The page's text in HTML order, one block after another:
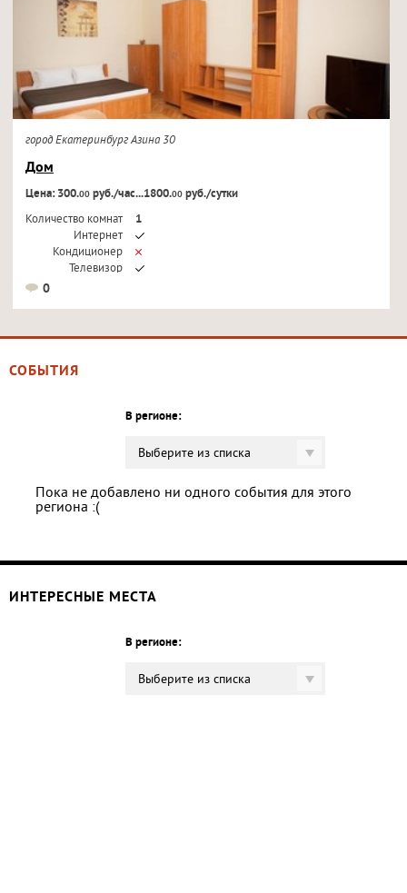
город Екатеринбург Азина 30
Дом
Цена: 300.00руб./час...1800.00руб./сутки
Количество комнат
1
Интернет
Кондиционер
Телевизор
0
СОБЫТИЯ
В регионе:
Выберите из списка
Пока не добавлено ни одного события для этого
региона :(
ИНТЕРЕСНЫЕ МЕСТА
В регионе:
Выберите из списка